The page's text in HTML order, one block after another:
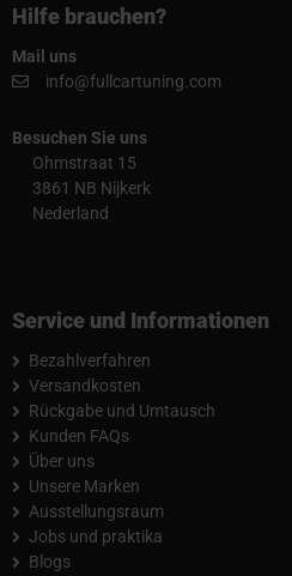
Hilfe brauchen?
Mail uns
info@fullcartuning.com
Besuchen Sie uns
Ohmstraat 15
3861 NB Nijkerk
Nederland
Service und Informationen
Bezahlverfahren
Versandkosten
Rückgabe und Umtausch
Kunden FAQs
Über uns
Unsere Marken
Ausstellungsraum
Jobs und praktika
Blogs